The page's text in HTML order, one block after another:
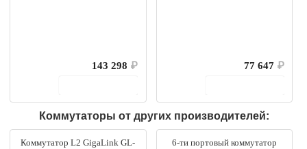
143 298 ₽
77 647 ₽
Коммутаторы от других производителей:
Коммутатор L2 GigaLink GL-
6-ти портовый коммутатор